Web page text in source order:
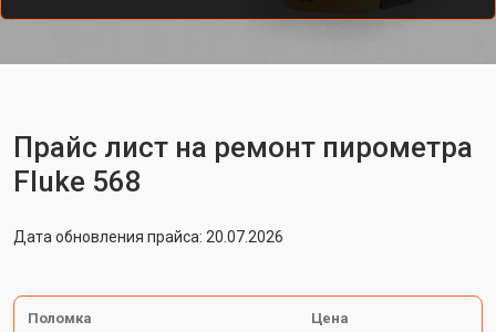
Прайс лист на ремонт пирометра
Fluke 568
Дата обновления прайса: 20.07.2026
Поломка Цена